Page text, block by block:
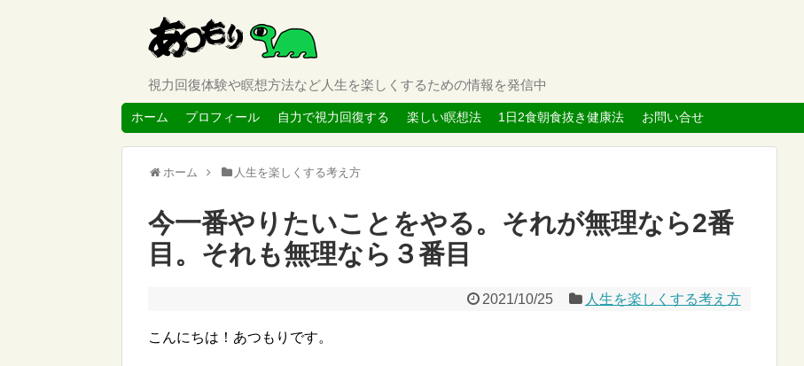
視力回復体験や瞑想方法など人生を楽しくするための情報を発信中
ホーム プロフィール 自力で視力回復する 楽しい瞑想法 1日2食朝食抜き健康法 お問い合せ
ホーム 人生を楽しくする考え方
今一番やりたいことをやる。それが無理なら2番
目。それも無理なら３番目
2021/10/25 人生を楽しくする考え方
こんにちは！あつもりです。